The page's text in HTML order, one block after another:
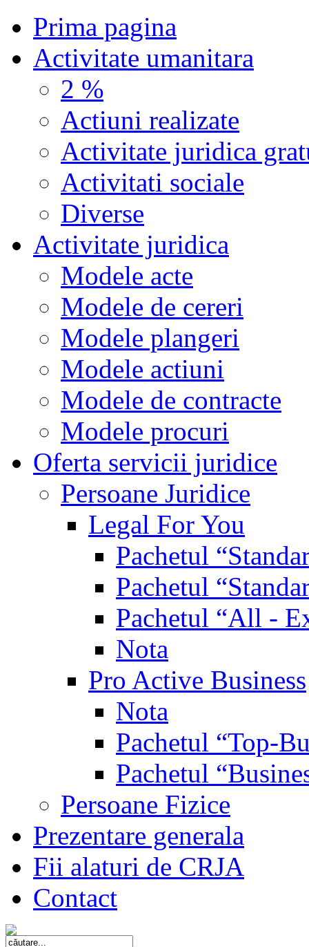
Prima pagina
Activitate umanitara
2 %
Actiuni realizate
Activitate juridica
Activitati sociale
Diverse
Activitate juridica
Modele acte
Modele de cereri
Modele plangeri
Modele actiuni
Modele de contracte
Modele procuri
Oferta servicii juridice
Persoane Juridice
Legal For You
Pachetul
Pachetul
Pachetul “All -
Nota
Pro Active Business
Nota
Pachetul “Top-
Pachetul
Persoane Fizice
Prezentare generala
Fii alaturi de CRJA
Contact